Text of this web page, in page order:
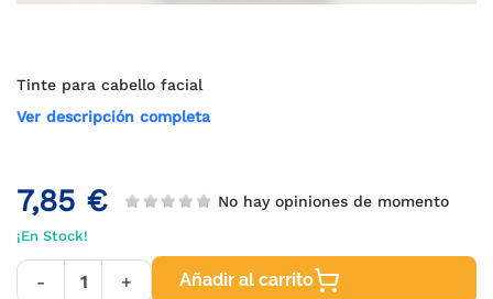
Tinte para cabello facial
Ver descripción completa
7,85 € No hay opiniones de momento
¡En Stock!
- + Añadir al carrito